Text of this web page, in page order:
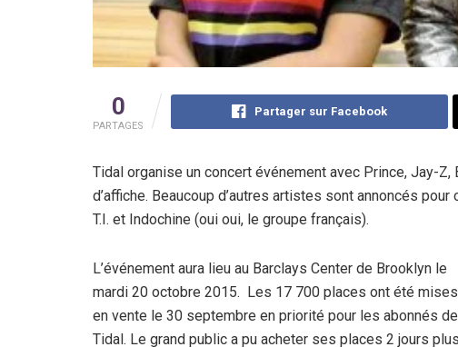
0
PARTAGES
Partager sur Facebook
Tidal organise un concert événement avec Prince, Jay-Z,
d’affiche. Beaucoup d’autres artistes sont annoncés
T.I. et Indochine (oui oui, le groupe français).
L’événement aura lieu au Barclays Center de Brooklyn le
mardi 20 octobre 2015. Les 17 700 places ont été mises
en vente le 30 septembre en priorité pour les abonnés de
Tidal. Le grand public a pu acheter ses places 2 jours plus